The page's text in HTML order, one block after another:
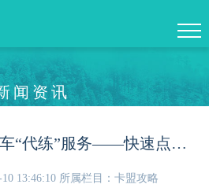
闻资讯
坦克世界卡盟：练车“代练”服务——快速点亮顶级战车
13:46:10 所属栏目：卡盟攻略